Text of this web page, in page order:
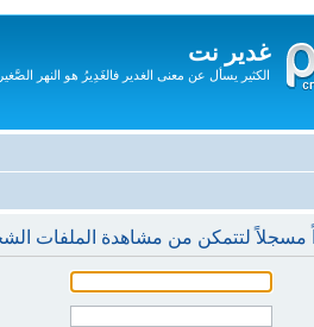
غدير نت
الكثير يسأل عن معنى الغدير فالغَدِيرُ هو النهر الصَّغير.
مسجلاً لتتمكن من مشاهدة الملفات